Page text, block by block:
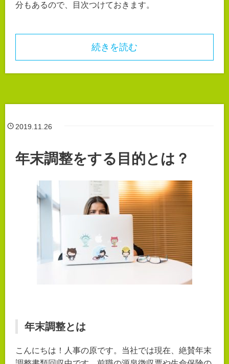
分もあるので、目次つけておきます。
続きを読む
2019.11.26
年末調整をする目的とは？
年末調整とは
こんにちは！人事の原です。当社では現在、絶賛年末